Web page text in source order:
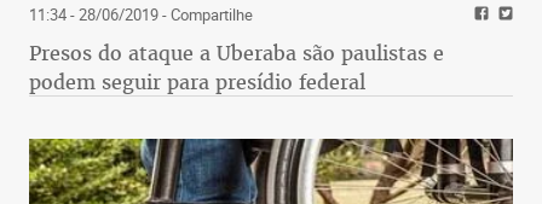
11:34 - 28/06/2019- Compartilhe
Presos do ataque a Uberaba são paulistas e
podem seguir para presídio federal